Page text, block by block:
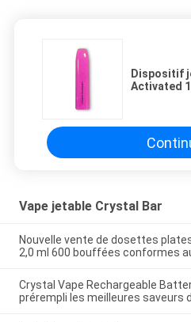
Dispositif
Activated
Vape jetable Crystal Bar
Nouvelle vente de dosettes
2,0 ml 600 bouffées conformes
Crystal Vape Rechargeable
prérempli les meilleures saveurs